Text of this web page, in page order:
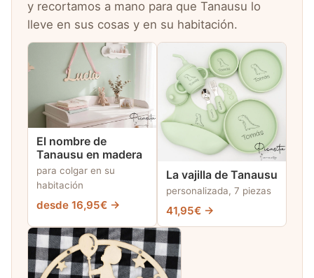
y recortamos a mano para que Tanausu lo
lleve en sus cosas y en su habitación.
El nombre de
Tanausu en madera
para colgar en su
habitación
desde 16,95€ →
La vajilla de Tanausu
personalizada, 7 piezas
41,95€ →